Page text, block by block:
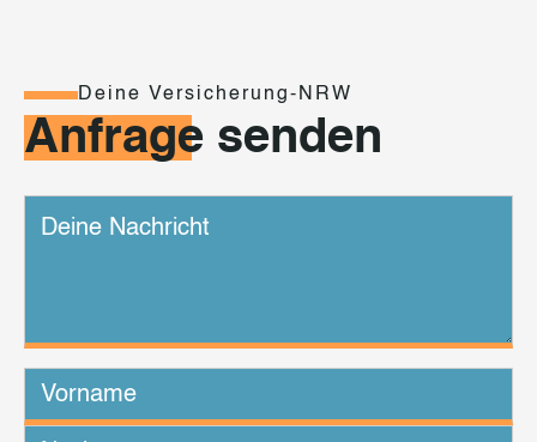
Deine Versicherung-NRW
Anfrage senden